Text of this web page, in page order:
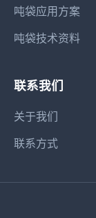
吨袋应用方案
吨袋技术资料
联系我们
关于我们
联系方式